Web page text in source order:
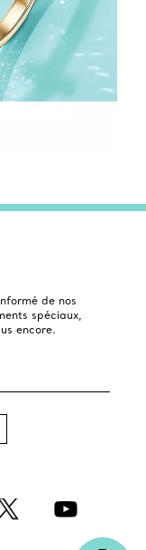
de nos
spéciaux,
encore.